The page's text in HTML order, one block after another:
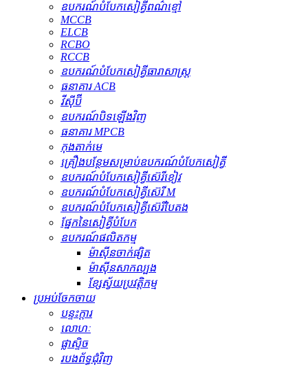
ឧបករណ៍បំបែកសៀគ្វីពណ៌ខ្មៅ
MCCB
ELCB
RCBO
RCCB
ឧបករណ៍បំបែកសៀគ្វីធារាសាស្ត្រ
ធនាគារ ACB
វីស៊ីប៊ី
ឧបករណ៍បិទឡើងវិញ
ធនាគារ MPCB
កុងតាក់មេ
គ្រឿងបន្ថែមសម្រាប់ឧបករណ៍បំបែកសៀគ្វី
ឧបករណ៍បំបែកសៀគ្វីស៊េរីខៀវ
ឧបករណ៍បំបែកសៀគ្វីស៊េរី M
ឧបករណ៍បំបែកសៀគ្វីស៊េរីបៃតង
ផ្នែកនៃសៀគ្វីបំបែក
ឧបករណ៍ផលិតកម្ម
ម៉ាស៊ីនចាក់ផ្សិត
ម៉ាស៊ីនសាកល្បង
ខ្សែស្វ័យប្រវត្តិកម្ម
ប្រអប់ចែកចាយ
បន្ទះក្តារ
លោហៈ
ផ្លាស្ទិច
របងព័ទ្ធជុំវិញ